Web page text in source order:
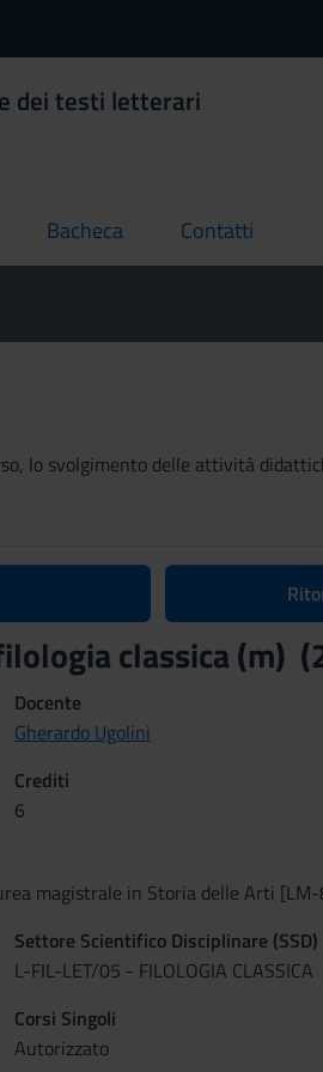
dei testi letterari
Bacheca
current Contatti
current
lo svolgimento delle attività
classica (m)
Docente
Gherardo Ugolini
Crediti
6
magistrale in Storia delle Arti
Settore Scientifico Disciplinare (SSD)
L-FIL-LET/05 - FILOLOGIA CLASSICA
Corsi Singoli
Autorizzato